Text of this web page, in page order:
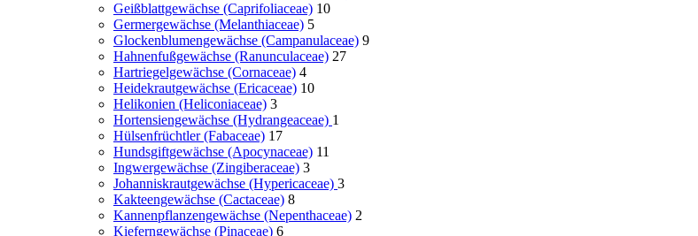
Geißblattgewächse (Caprifoliaceae) 10
Germergewächse (Melanthiaceae) 5
Glockenblumengewächse (Campanulaceae) 9
Hahnenfußgewächse (Ranunculaceae) 27
Hartriegelgewächse (Cornaceae) 4
Heidekrautgewächse (Ericaceae) 10
Helikonien (Heliconiaceae) 3
Hortensiengewächse (Hydrangeaceae) 1
Hülsenfrüchtler (Fabaceae) 17
Hundsgiftgewächse (Apocynaceae) 11
Ingwergewächse (Zingiberaceae) 3
Johanniskrautgewächse (Hypericaceae) 3
Kakteengewächse (Cactaceae) 8
Kannenpflanzengewächse (Nepenthaceae) 2
Kieferngewächse (Pinaceae) 6